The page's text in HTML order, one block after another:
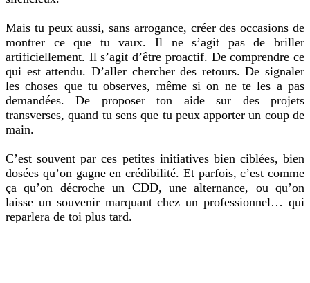
Mais tu peux aussi, sans arrogance, créer des occasions de
montrer ce que tu vaux. Il ne s’agit pas de briller
artificiellement. Il s’agit d’être proactif. De comprendre ce
qui est attendu. D’aller chercher des retours. De signaler
les choses que tu observes, même si on ne te les a pas
demandées. De proposer ton aide sur des projets
transverses, quand tu sens que tu peux apporter un coup de
main.
C’est souvent par ces petites initiatives bien ciblées, bien
dosées qu’on gagne en crédibilité. Et parfois, c’est comme
ça qu’on décroche un CDD, une alternance, ou qu’on
laisse un souvenir marquant chez un professionnel… qui
reparlera de toi plus tard.